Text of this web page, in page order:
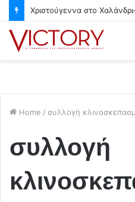
Home / συλλογή
συλλογή